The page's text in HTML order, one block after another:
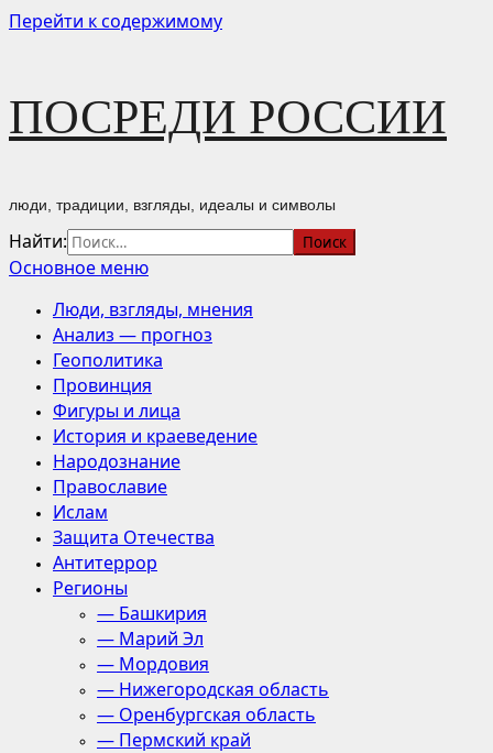
Перейти к содержимому
ПОСРЕДИ РОССИИ
люди, традиции, взгляды, идеалы и символы
Найти:
Основное меню
Люди, взгляды, мнения
Анализ — прогноз
Геополитика
Провинция
Фигуры и лица
История и краеведение
Народознание
Православие
Ислам
Защита Отечества
Антитеррор
Регионы
— Башкирия
— Марий Эл
— Мордовия
— Нижегородская область
— Оренбургская область
— Пермский край